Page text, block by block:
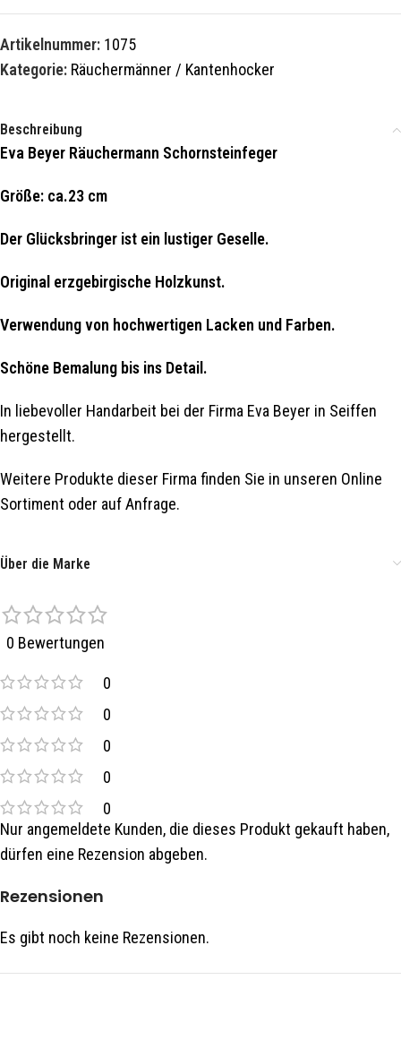
Artikelnummer: 1075
Kategorie: Räuchermänner / Kantenhocker
Beschreibung
Eva Beyer Räuchermann Schornsteinfeger
Größe: ca.23 cm
Der Glücksbringer ist ein lustiger Geselle.
Original erzgebirgische Holzkunst.
Verwendung von hochwertigen Lacken und Farben.
Schöne Bemalung bis ins Detail.
In liebevoller Handarbeit bei der Firma Eva Beyer in Seiffen
hergestellt.
Weitere Produkte dieser Firma finden Sie in unseren Online
Sortiment oder auf Anfrage.
Über die Marke
0 Bewertungen
0
0
0
0
0
Rezensionen
Es gibt noch keine Rezensionen.
Nur angemeldete Kunden, die dieses Produkt gekauft haben,
dürfen eine Rezension abgeben.